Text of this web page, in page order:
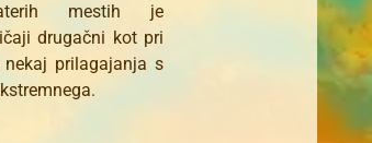
mestih je
drugačni kot pri
prilagajanja s